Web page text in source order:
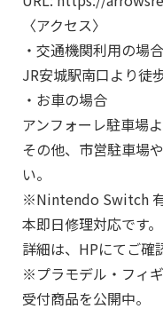
〈アクセス〉
・交通機関利用の場合
JR安城駅南口より徒
・お車の場合
アンフォーレ駐車場
その他、市営駐車場
い。
※Nintendo Switch 有
本即日修理対応です。
詳細は、HPにてご確
※プラモデル・フィ
受付商品を公開中。